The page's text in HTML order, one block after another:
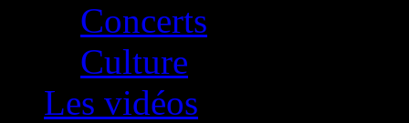
Concerts
Culture
Les vidéos